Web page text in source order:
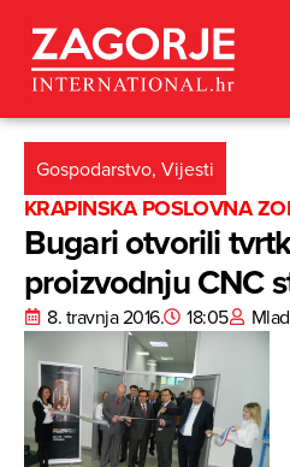
Gospodarstvo, Vijesti
KRAPINSKA POSLOVNA
Bugari otvorili
proizvodnju CNC
8. travnja 2016. 18:05